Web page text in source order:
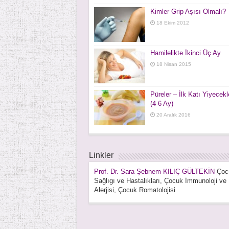
Kimler Grip Aşısı Olmalı?
18 Ekim 2012
Hamilelikte İkinci Üç Ay
18 Nisan 2015
Püreler – İlk Katı
(4-6 Ay)
20 Aralık 2016
Linkler
Prof. Dr. Sara Şebnem KILIÇ GÜLTEKİN
Sağlıgı ve Hastalıkları, Çocuk İmmunoloji ve
Alerjisi, Çocuk Romatolojisi